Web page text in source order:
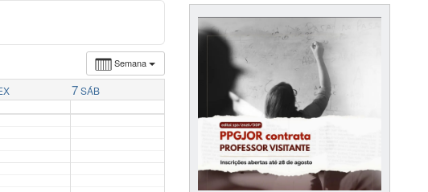
Semana
7 SÁB